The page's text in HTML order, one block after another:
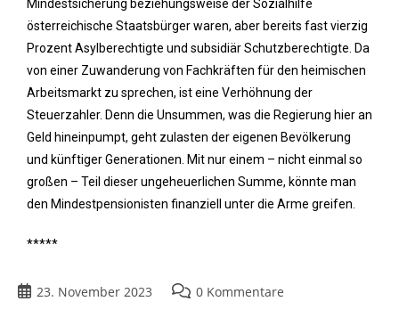
Mindestsicherung beziehungsweise der Sozialhilfe
österreichische Staatsbürger waren, aber bereits fast vierzig
Prozent Asylberechtigte und subsidiär Schutzberechtigte. Da
von einer Zuwanderung von Fachkräften für den heimischen
Arbeitsmarkt zu sprechen, ist eine Verhöhnung der
Steuerzahler. Denn die Unsummen, was die Regierung hier an
Geld hineinpumpt, geht zulasten der eigenen Bevölkerung
und künftiger Generationen. Mit nur einem – nicht einmal so
großen – Teil dieser ungeheuerlichen Summe, könnte man
den Mindestpensionisten finanziell unter die Arme greifen.
*****
23. November 2023 0 Kommentare